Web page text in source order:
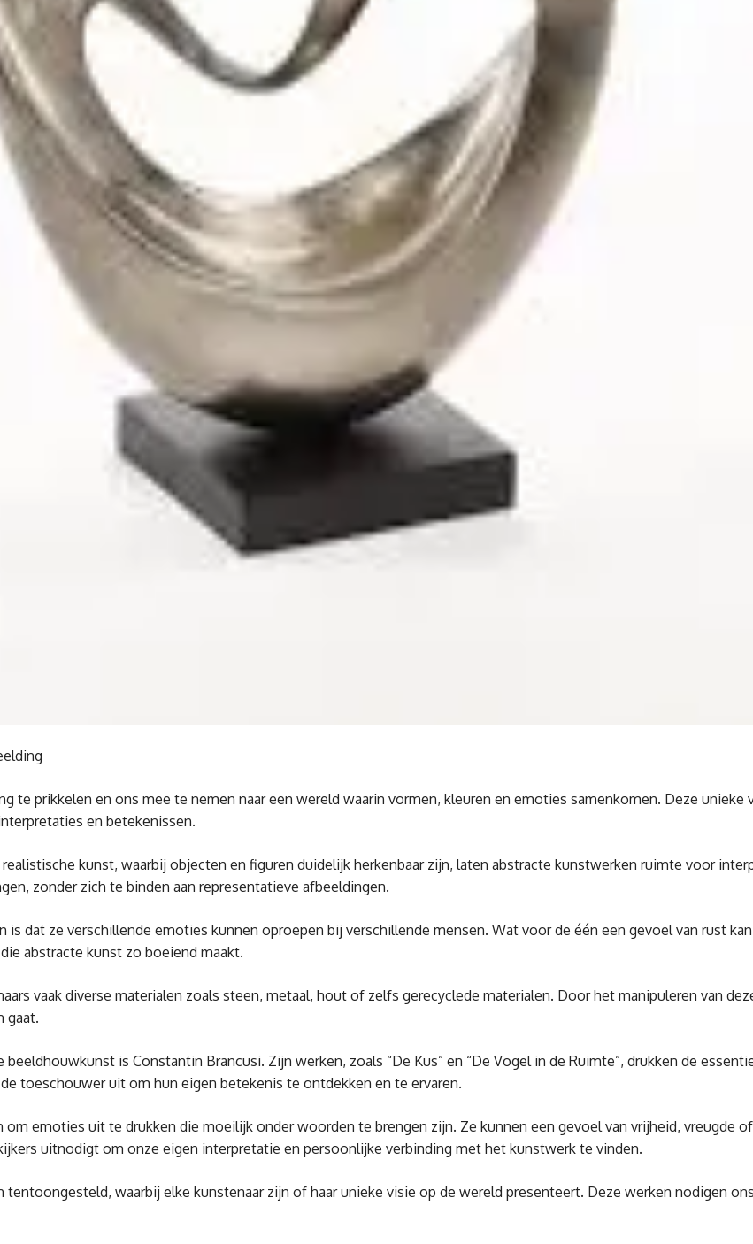
te prikkelen en ons mee te nemen naar een wereld waarin vormen, kleuren en emoties samenkomen. Deze unieke
en betekenissen.
kunst, waarbij objecten en figuren duidelijk herkenbaar zijn, laten abstracte kunstwerken ruimte voor
zonder zich te binden aan representatieve afbeeldingen.
is dat ze verschillende emoties kunnen oproepen bij verschillende mensen. Wat voor de één een gevoel van rust
abstracte kunst zo boeiend maakt.
vaak diverse materialen zoals steen, metaal, hout of zelfs gerecyclede materialen. Door het manipuleren van
gaat.
is Constantin Brancusi. Zijn werken, zoals “De Kus” en “De Vogel in de Ruimte”, drukken de
toeschouwer uit om hun eigen betekenis te ontdekken en te ervaren.
emoties uit te drukken die moeilijk onder woorden te brengen zijn. Ze kunnen een gevoel van vrijheid, vreugde
uitnodigt om onze eigen interpretatie en persoonlijke verbinding met het kunstwerk te vinden.
waarbij elke kunstenaar zijn of haar unieke visie op de wereld presenteert. Deze werken nodigen